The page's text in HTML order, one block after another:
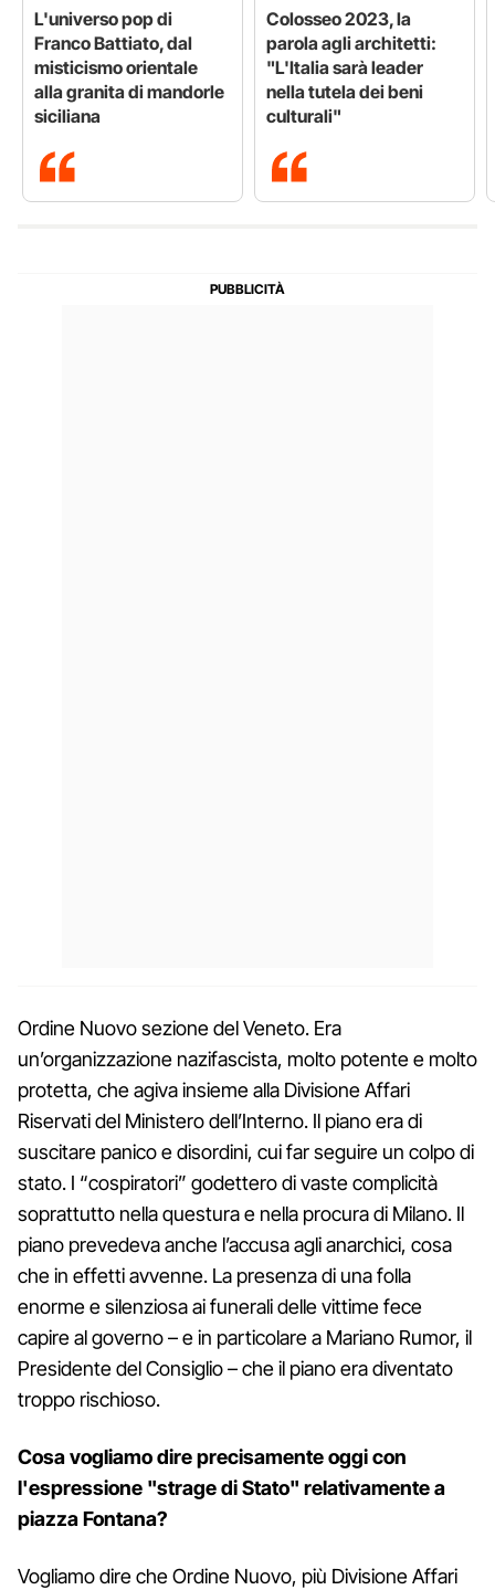
L'universo pop di
Franco Battiato, dal
misticismo orientale
alla granita di mandorle
siciliana
Colosseo 2023, la
parola agli architetti:
"L'Italia sarà leader
nella tutela dei beni
culturali"
Ordine Nuovo sezione del Veneto. Era
un’organizzazione nazifascista, molto potente e molto
protetta, che agiva insieme alla Divisione Affari
Riservati del Ministero dell’Interno. Il piano era di
suscitare panico e disordini, cui far seguire un colpo di
stato. I “cospiratori” godettero di vaste complicità
soprattutto nella questura e nella procura di Milano. Il
piano prevedeva anche l’accusa agli anarchici, cosa
che in effetti avvenne. La presenza di una folla
enorme e silenziosa ai funerali delle vittime fece
capire al governo – e in particolare a Mariano Rumor, il
Presidente del Consiglio – che il piano era diventato
troppo rischioso.
Cosa vogliamo dire precisamente oggi con
l'espressione "strage di Stato" relativamente a
piazza Fontana?
Vogliamo dire che Ordine Nuovo, più Divisione Affari